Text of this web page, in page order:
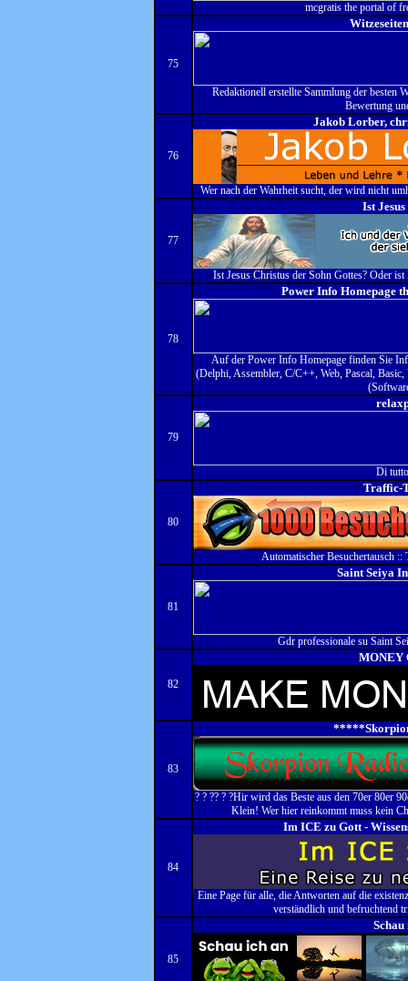
mcgratis the portal of
75
Redaktionell erstellte Sammlung der besten
Bewertung
76
Jakob Lorber,
Wer nach der Wahrheit sucht, der wird nicht
77
Ist
Ist Jesus Christus der Sohn Gottes? Oder
78
Power Info Homepage
Auf der Power Info Homepage finden Sie
(Delphi, Assembler, C/C++, Web, Pascal,
79
Di
80
Traffic-
Automatischer Besuchertausch
81
Saint Seiya
Gdr professionale su Saint
82
MONEY
83
? ? ?? ? ?Hir wird das Beste aus den 70er 80er
Klein! Wer hier reinkommt muss kein
84
Im ICE zu Gott -
Eine Page für alle, die Antworten auf die
verständlich und befruchtend
85
Schau